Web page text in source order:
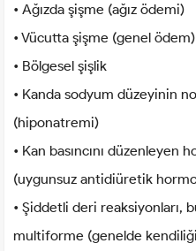
• Ağızda şişme (ağız ödemi)
• Vücutta şişme (genel ödem)
• Bölgesel şişlik
• Kanda sodyum düzeyinin
(hiponatremi)
• Kan basıncını düzenleyen
(uygunsuz antidiüretik
• Şiddetli deri reaksiyonları,
multiforme (genelde